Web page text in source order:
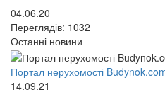
04.06.20
Переглядів: 1032
Останні новини
Портал нерухомості
14.09.21